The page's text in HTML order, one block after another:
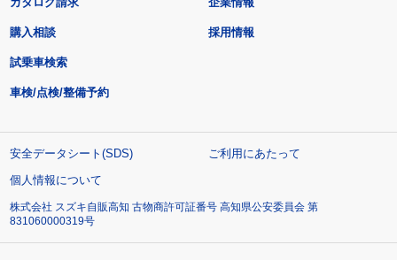
購入相談
試乗車検索
車検/点検/整備予約
採用情報
安全データシート(SDS)
ご利用にあたって
個人情報について
株式会社 スズキ自販高知 古物商許可証番号 高知県公安委員会 第
831060000319号